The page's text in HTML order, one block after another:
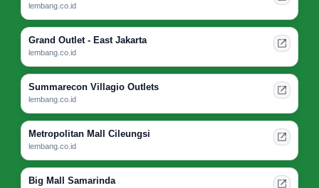
lembang.co.id
Grand Outlet - East Jakarta
lembang.co.id
Summarecon Villagio Outlets
lembang.co.id
Metropolitan Mall Cileungsi
lembang.co.id
Big Mall Samarinda